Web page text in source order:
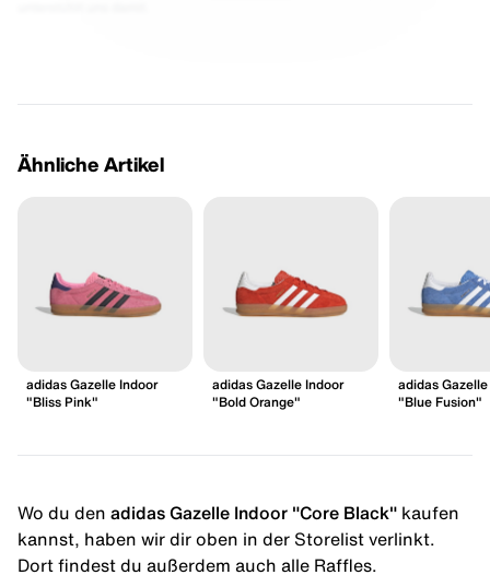
Ähnliche Artikel
adidas Gazelle Indoor
"Bliss Pink"
adidas Gazelle Indoor
"Bold Orange"
adidas
"Blue Fusion"
Wo du den adidas Gazelle Indoor "Core Black" kaufen
kannst, haben wir dir oben in der Storelist verlinkt.
Dort findest du außerdem auch alle Raffles.